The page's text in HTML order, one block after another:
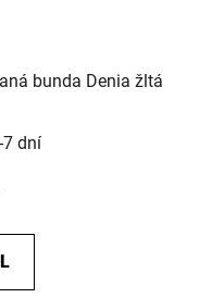
bunda Denia žltá
7 dní